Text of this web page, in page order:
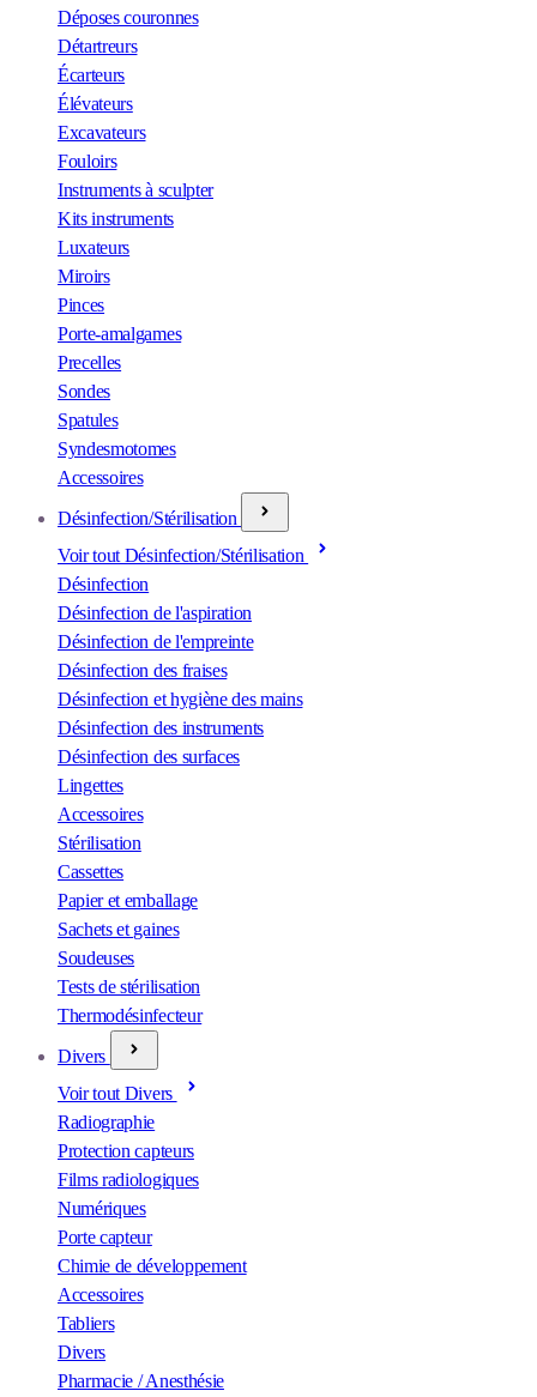
Déposes couronnes
Détartreurs
Écarteurs
Élévateurs
Excavateurs
Fouloirs
Instruments à sculpter
Kits instruments
Luxateurs
Miroirs
Pinces
Porte-amalgames
Precelles
Sondes
Spatules
Syndesmotomes
Accessoires
Désinfection/Stérilisation
Voir tout Désinfection/Stérilisation
Désinfection
Désinfection de l'aspiration
Désinfection de l'empreinte
Désinfection des fraises
Désinfection et hygiène des mains
Désinfection des instruments
Désinfection des surfaces
Lingettes
Accessoires
Stérilisation
Cassettes
Papier et emballage
Sachets et gaines
Soudeuses
Tests de stérilisation
Thermodésinfecteur
Divers
Voir tout Divers
Radiographie
Protection capteurs
Films radiologiques
Numériques
Porte capteur
Chimie de développement
Accessoires
Tabliers
Divers
Pharmacie / Anesthésie